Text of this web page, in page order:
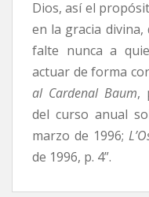
Dios, así el
en la gracia
falte nunca a
actuar de forma
al Cardenal Baum,
del curso anual
marzo de 1996;
de 1996, p. 4”.